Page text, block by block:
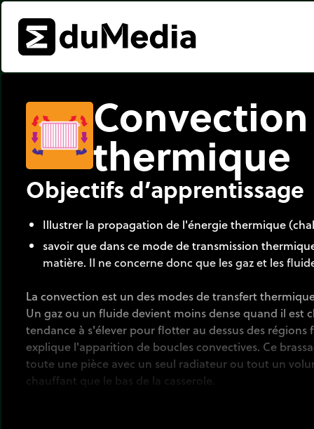
Convection
thermique
Objectifs d’apprentissage
Illustrer la propagation de l'énergie thermique
savoir que dans ce mode de transmission
matière. Il ne concerne donc que les gaz et les
La convection est un des modes de transfert
Un gaz ou un fluide devient moins dense quand il est
tendance à s'élever pour flotter au dessus des régions
explique l'apparition de boucles convectives. Ce
toute une pièce avec un seul radiateur ou tout un
chauffant que le bas de la casserole.